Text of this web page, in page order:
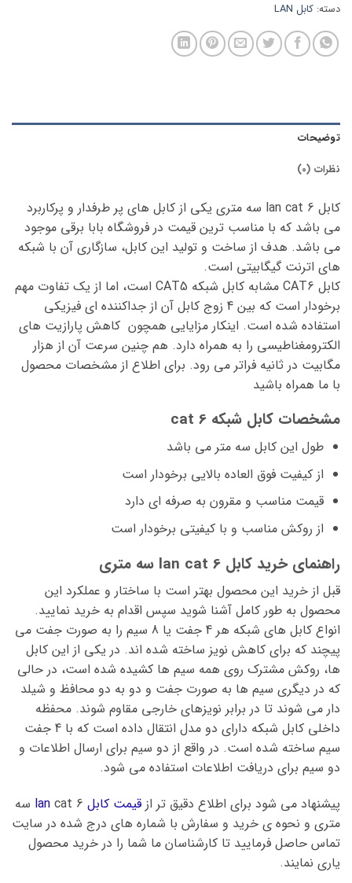
دسته: کابل LAN
توضیحات
نظرات (0)
کابل lan cat 6 سه متری یکی از کابل های پر طرفدار و پرکاربرد
می باشد که با مناسب ترین قیمت در فروشگاه بابا برقی موجود
می باشد. هدف از ساخت و تولید این کابل، سازگاری آن با شبکه
های اترنت گیگابیتی است.
کابل CAT6 مشابه کابل شبکه CAT5 است، اما از یک تفاوت مهم
برخودار است که بین 4 زوج کابل آن از جداکننده ای فیزیکی
استفاده شده است. اینکار مزایایی همچون کاهش پارازیت های
الکترومغناطیسی را به همراه دارد. هم چنین سرعت آن از هزار
مگابیت در ثانیه فراتر می رود. برای اطلاع از مشخصات محصول
با ما همراه باشید
مشخصات کابل شبکه cat 6
طول این کابل سه متر می باشد
از کیفیت فوق العاده بالایی برخودار است
قیمت مناسب و مقرون به صرفه ای دارد
از روکش مناسب و با کیفیتی برخودار است
راهنمای خرید کابل lan cat 6 سه متری
قبل از خرید این محصول بهتر است با ساختار و عملکرد این
محصول به طور کامل آشنا شوید سپس اقدام به خرید نمایید.
انواع کابل های شبکه هر 4 جفت یا 8 سیم را به صورت جفت می
پیچند که برای کاهش نویز ساخته شده اند. در یکی از این کابل
ها، روکش مشترک روی همه سیم ها کشیده شده است، در حالی
که در دیگری سیم ها به صورت جفت و دو به دو محافظ و شیلد
دار می شوند تا در برابر نویزهای خارجی مقاوم شوند. محفظه
داخلی کابل شبکه دارای دو مدل انتقال داده است که با 4 جفت
سیم ساخته شده است. در واقع از دو سیم برای ارسال اطلاعات و
دو سیم برای دریافت اطلاعات استفاده می شود.
پیشنهاد می شود برای اطلاع دقیق تر از قیمت کابل lan
cat 6 سه
متری و نحوه ی خرید و سفارش با شماره های درج شده در سایت
تماس حاصل فرمایید تا کارشناسان ما شما را در خرید محصول
یاری نمایند.